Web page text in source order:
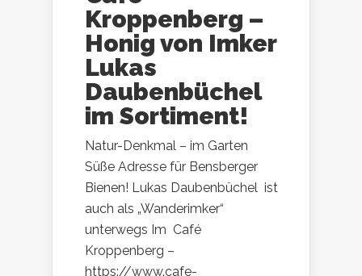
Kroppenberg –
Honig von Imker
Lukas
Daubenbüchel
im Sortiment!
Natur-Denkmal – im Garten
Süße Adresse für Bensberger
Bienen! Lukas Daubenbüchel ist
auch als „Wanderimker“
unterwegs Im Café
Kroppenberg –
https://www.cafe-